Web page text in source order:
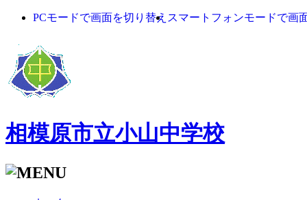
PCモードで画面を切り替え スマートフォンモードで画
相模原市立小山中学校